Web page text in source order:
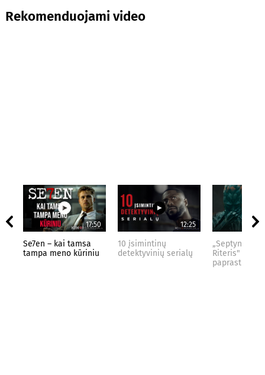
Rekomenduojami video
17:50
Se7en – kai tamsa
tampa meno kūriniu
12:25
10 įsimintinų
detektyvinių serialų
„Septynių
Riteris" – kai
paprastumas